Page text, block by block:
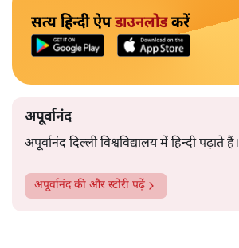
सत्य हिन्दी ऐपडाउनलोडकरें
अपूर्वानंद
अपूर्वानंद दिल्ली विश्वविद्यालय में हिन्दी पढ़ाते हैं।
अपूर्वानंदकी और स्टोरी पढ़ें